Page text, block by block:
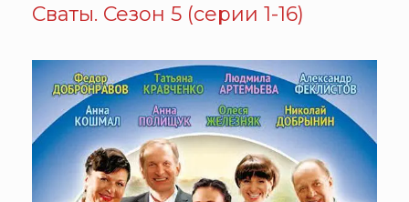
Сваты. Сезон 5 (серии 1-16)